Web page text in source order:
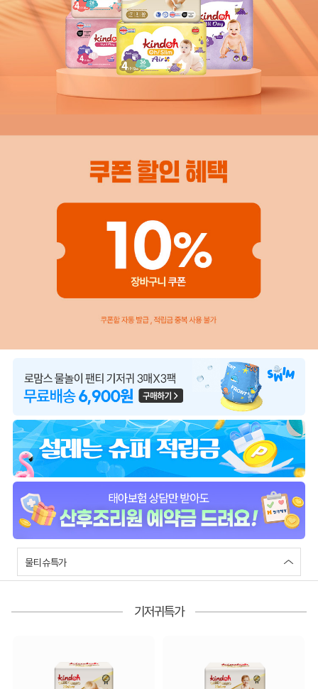
물티슈특가
기저귀특가